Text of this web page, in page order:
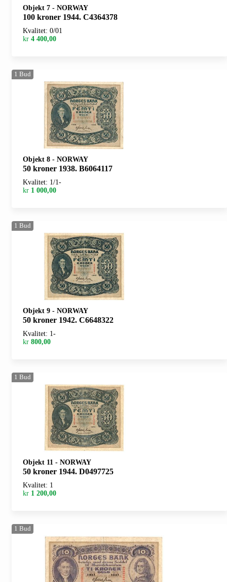
Objekt 7 - NORWAY
100 kroner 1944. C4364378
Kvalitet: 0/01
kr 4 400,00
1 Bud
Objekt 8 - NORWAY
50 kroner 1938. B6064117
Kvalitet: 1/1-
kr 1 000,00
1 Bud
Objekt 9 - NORWAY
50 kroner 1942. C6648322
Kvalitet: 1-
kr 800,00
1 Bud
Objekt 11 - NORWAY
50 kroner 1944. D0497725
Kvalitet: 1
kr 1 200,00
1 Bud